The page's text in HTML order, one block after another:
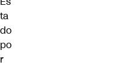
ta
do
po
r